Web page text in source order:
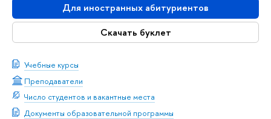
Для иностранных абитуриентов
Скачать буклет
Учебные курсы
Преподаватели
Число студентов и вакантные места
Документы образовательной программы